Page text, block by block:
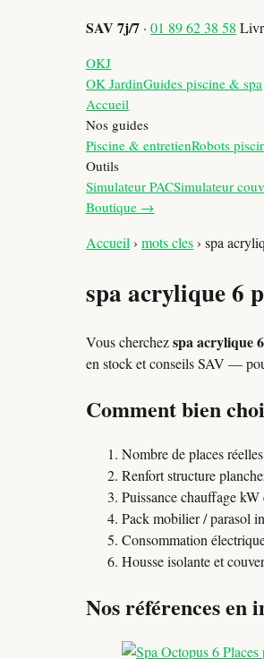
SAV 7j/7 · 01 89 62 38 58
OKJ
OK JardinGuides piscine & spa
Accueil
Nos guides
Piscine & entretienRobots
Outils
Simulateur PACSimulateur
Boutique →
Accueil › mots cles› spa
spa acrylique 6
Vous cherchezspa acrylique
en stock et conseils SAV —
Comment bien
Nombre de places
Renfort structure
Puissance chauffage
Pack mobilier / parasol
Consommation
Housse isolante et
Nos références en